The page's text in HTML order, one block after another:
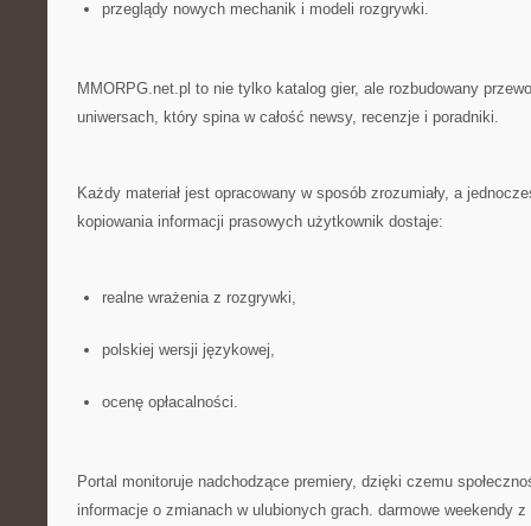
przeglądy nowych mechanik i modeli rozgrywki.
MMORPG.net.pl to nie tylko katalog gier, ale rozbudowany
uniwersach, który spina w całość newsy, recenzje i poradniki.
Każdy materiał jest opracowany w sposób zrozumiały, a
kopiowania informacji prasowych użytkownik dostaje:
realne wrażenia z rozgrywki,
polskiej wersji językowej,
ocenę opłacalności.
Portal monitoruje nadchodzące premiery, dzięki czemu
informacje o zmianach w ulubionych grach. darmowe weekendy